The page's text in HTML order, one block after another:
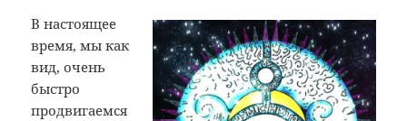
В настоящее
время, мы как
вид, очень
быстро
продвигаемся